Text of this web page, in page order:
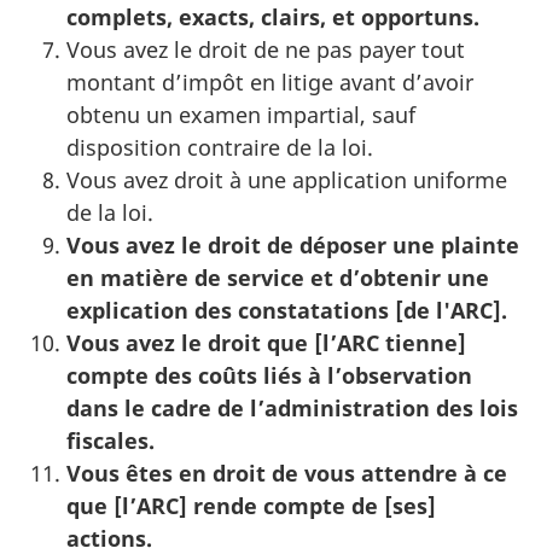
complets, exacts, clairs, et opportuns.
Vous avez le droit de ne pas payer tout
montant d’impôt en litige avant d’avoir
obtenu un examen impartial, sauf
disposition contraire de la loi.
Vous avez droit à une application uniforme
de la loi.
Vous avez le droit de déposer une plainte
en matière de service et d’obtenir une
explication des constatations [de l'ARC].
Vous avez le droit que [l’ARC tienne]
compte des coûts liés à l’observation
dans le cadre de l’administration des lois
fiscales.
Vous êtes en droit de vous attendre à ce
que [l’ARC] rende compte de [ses]
actions.